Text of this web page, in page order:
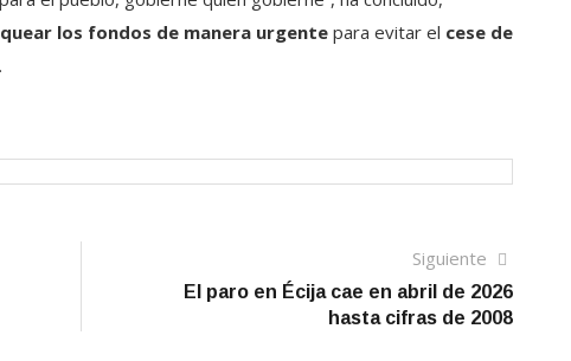
los fondos de manera urgentepara evitar el cese de
Siguiente
artículo
El paro en Écija cae en abril de 2026
hasta cifras de 2008